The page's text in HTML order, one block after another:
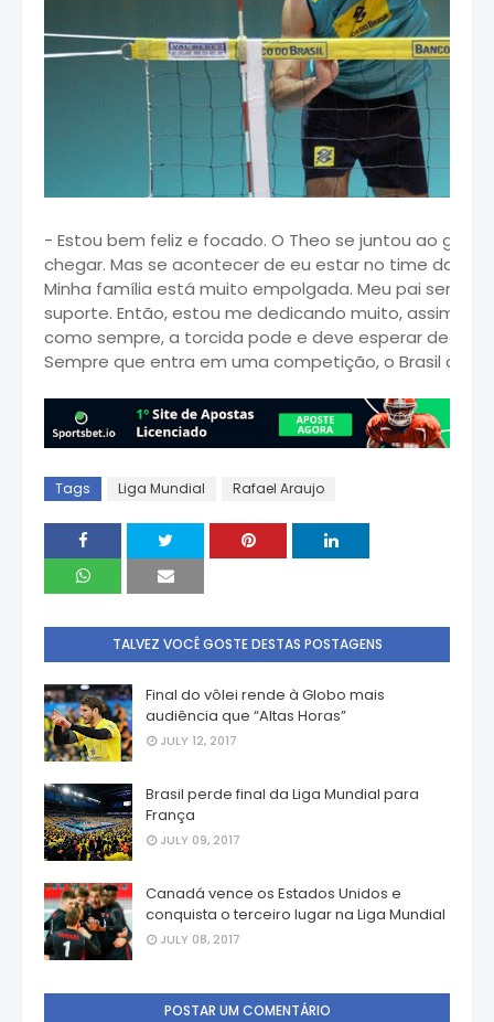
- Estou bem feliz e focado. O Theo se juntou ao
chegar. Mas se acontecer de eu estar no time da
Minha família está muito empolgada. Meu pai sem
suporte. Então, estou me dedicando muito, assim
como sempre, a torcida pode e deve esperar
Sempre que entra em uma competição, o Brasil
Tags Liga Mundial Rafael Araujo
TALVEZ VOCÊ GOSTE DESTAS POSTAGENS
Final do vôlei rende à Globo mais
audiência que “Altas Horas”
JULY 12, 2017
Brasil perde final da Liga Mundial para
França
JULY 09, 2017
Canadá vence os Estados Unidos e
conquista o terceiro lugar na Liga Mundial
JULY 08, 2017
POSTAR UM COMENTÁRIO